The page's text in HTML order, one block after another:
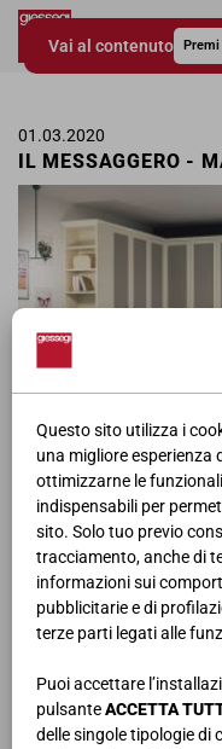
Questo sito utilizza i
una migliore esperienza
ottimizzarne le
indispensabili per
sito. Solo tuo previo
tracciamento, anche di
informazioni sui
pubblicitarie e di
terze parti legati alle
Puoi accettare
pulsanteACCETTA
delle singole tipologie di
Vai al contenuto
Giessegi.it
01.03.2020
IL MESSAGGERO -
Pagina pubblicitaria delle
mese di Marzo.